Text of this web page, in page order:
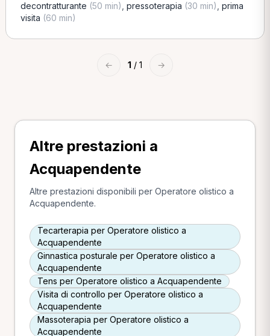
decontratturante (50 min) pressoterapia (30 min) prima
visita (60 min)
← 1 / 1 →
Altre prestazioni a
Acquapendente
Altre prestazioni disponibili per Operatore olistico a
Acquapendente.
Tecarterapia per Operatore olistico a
Acquapendente
Ginnastica posturale per Operatore olistico a
Acquapendente
Tens per Operatore olistico a Acquapendente
Visita di controllo per Operatore olistico a
Acquapendente
Massoterapia per Operatore olistico a
Acquapendente